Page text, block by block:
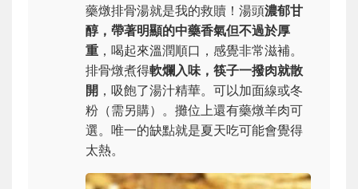
藥燉排骨湯就是我的救贖！湯頭濃郁甘
醇，帶著明顯的中藥香氣但不過於厚
重 ，喝起來溫潤順口，感覺非常滋補。
排骨燉煮得軟爛入味，筷子一撥肉就散
開 ，吸飽了湯汁精華。可以加面線或冬
粉（需另購）。攤位上還有藥燉羊肉可
選。唯一的缺點就是夏天吃可能會覺得
太熱。